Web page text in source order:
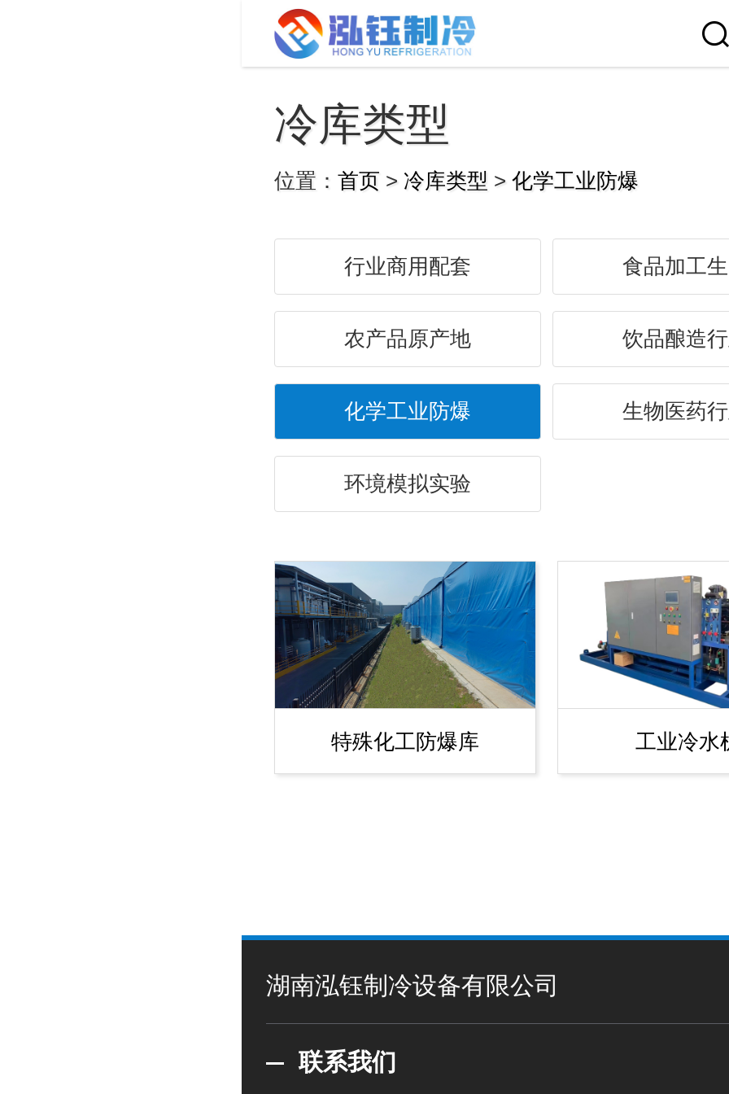
冷库类型
位置： 首页 > 冷库类型 > 化学工业防爆
行业商用配套 食品加工
农产品原产地 饮品酿造
化学工业防爆 生物医药
环境模拟实验
特殊化工防爆库 工业冷水
湖南泓钰制冷设备有限公司
联系我们